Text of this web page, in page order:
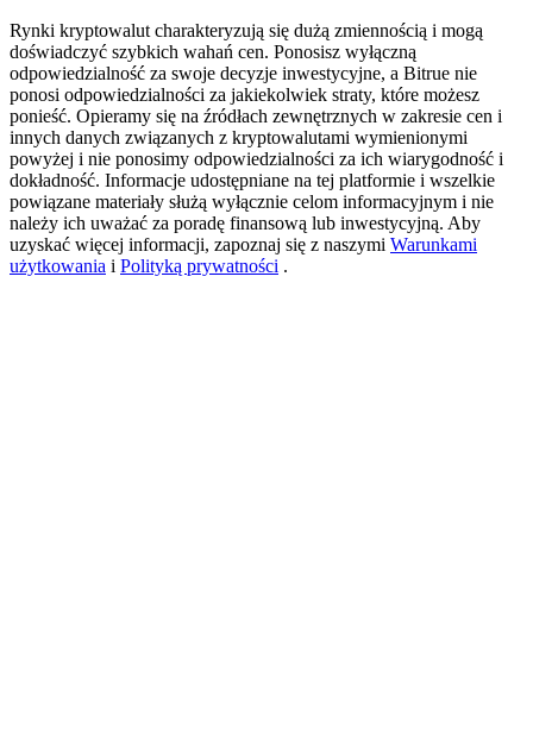
Precious Metals Trading Carnival
Trade Gold & Silver · 33,333 USDT Bonus
USDT New User Exclusive 10% APR
USDT Flexible Staking | Daily Rewards
Rynki kryptowalut charakteryzują się dużą zmiennością i mogą
doświadczyć szybkich wahań cen. Ponosisz wyłączną
odpowiedzialność za swoje decyzje inwestycyjne, a Bitrue nie
ponosi odpowiedzialności za jakiekolwiek straty, które możesz
ponieść. Opieramy się na źródłach zewnętrznych w zakresie cen i
innych danych związanych z kryptowalutami wymienionymi
powyżej i nie ponosimy odpowiedzialności za ich wiarygodność i
dokładność. Informacje udostępniane na tej platformie i wszelkie
powiązane materiały służą wyłącznie celom informacyjnym i nie
należy ich uważać za poradę finansową lub inwestycyjną. Aby
uzyskać więcej informacji, zapoznaj się z naszymi Warunkami
użytkowania i Polityką prywatności .